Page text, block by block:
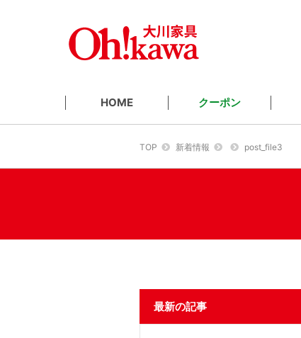
HOME クーポン
TOP 新着情報 post_file3
最新の記事